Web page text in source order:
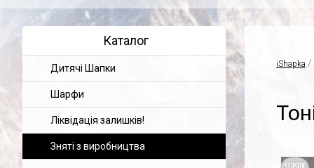
Каталог
Дитячі Шапки
Шарфи
Ліквідація залишків!
Зняті з виробництва
iShapka /